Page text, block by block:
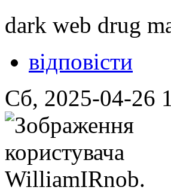
dark web drug
відповісти
Сб, 2025-04-26